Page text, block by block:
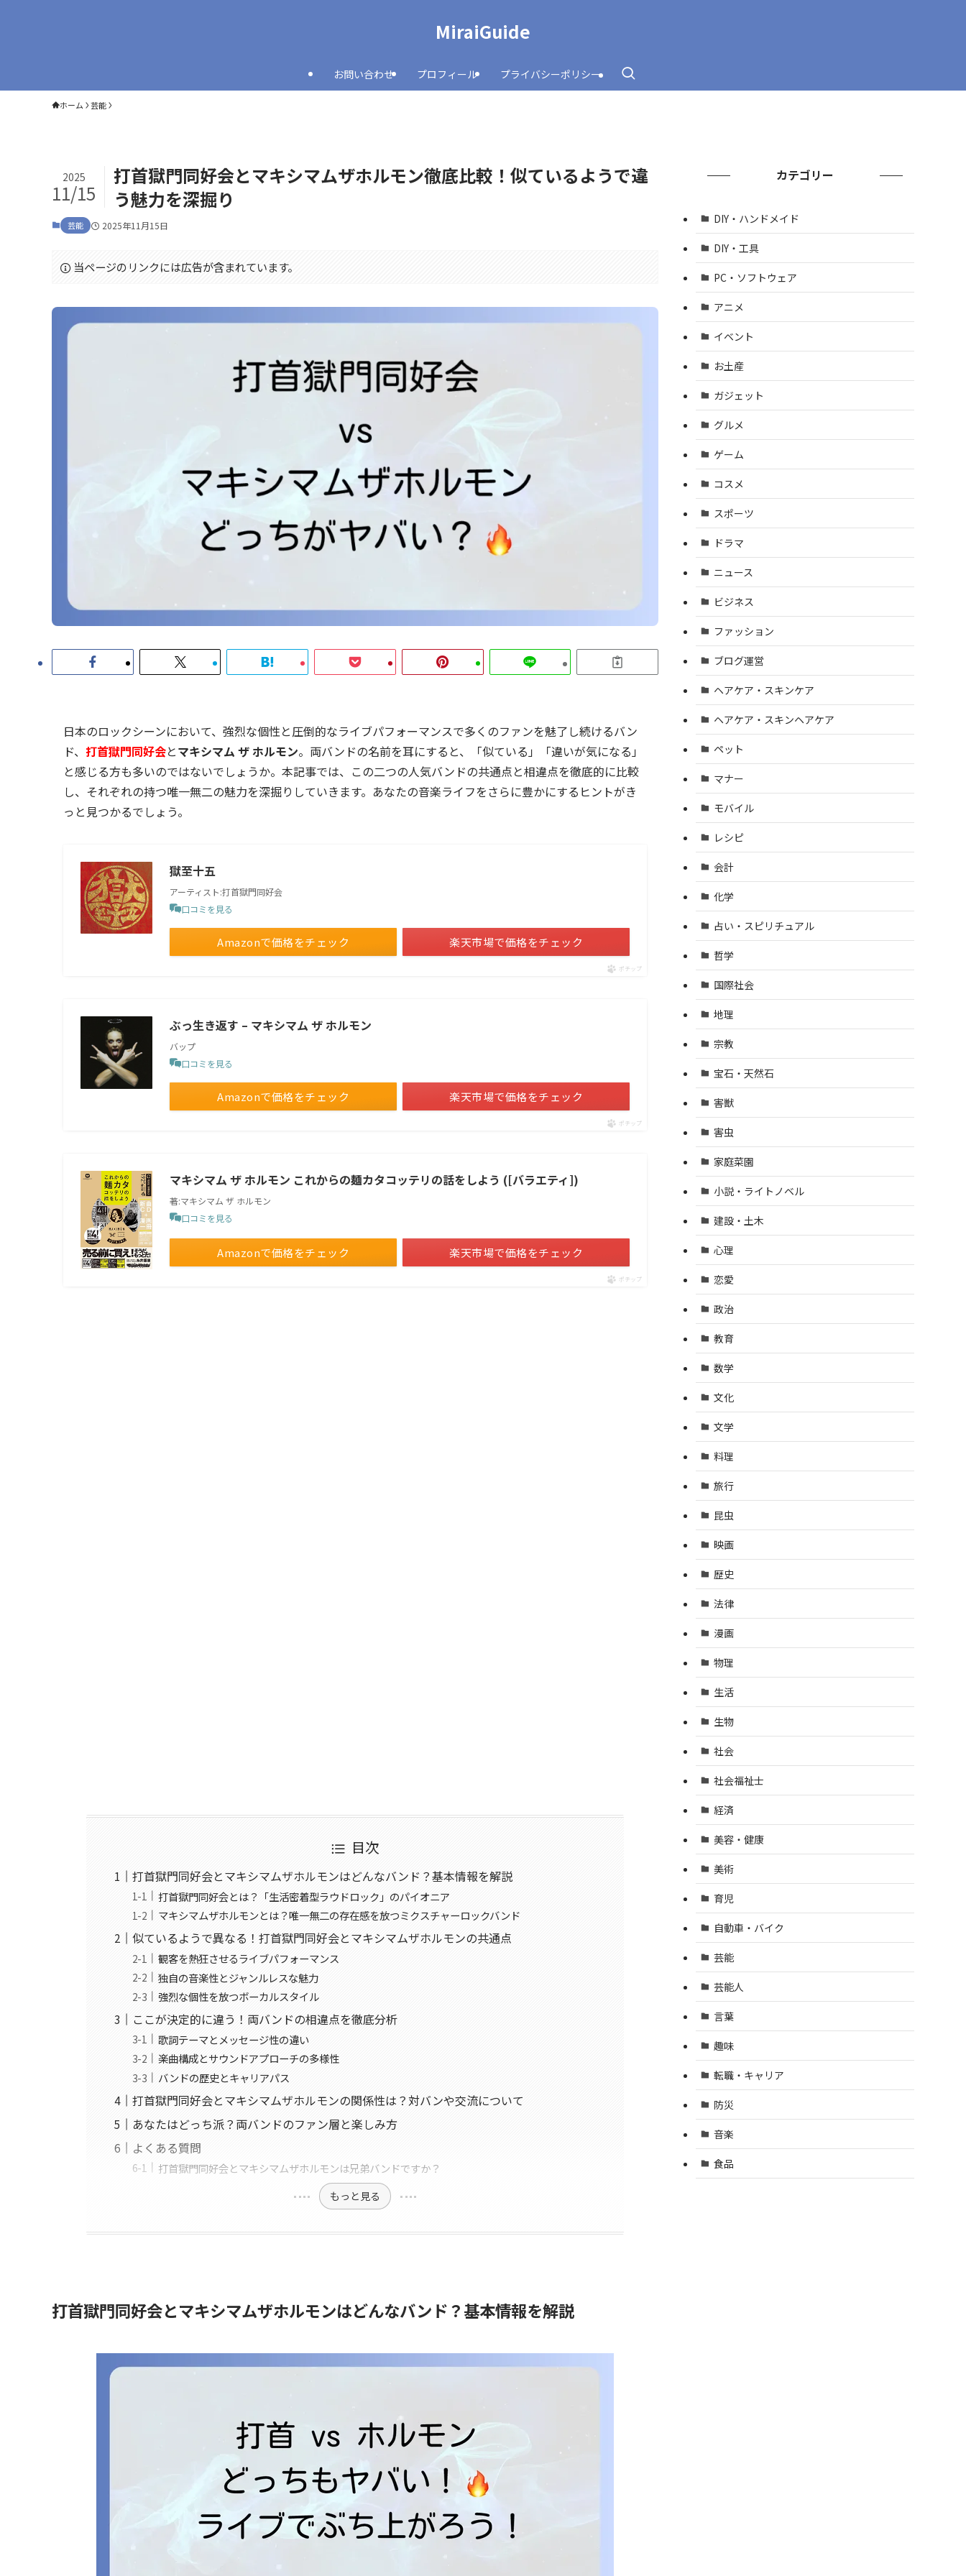
MiraiGuide
お問い合わせ プロフィール プライバシーポリシー
ホーム 芸能
打首獄門同好会とマキシマムザホルモン徹底比較！似ているようで違
う魅力を深掘り
2025
11/15
芸能 2025年11月15日
当ページのリンクには広告が含まれています。
日本のロックシーンにおいて、強烈な個性と圧倒的なライブパフォーマンスで多くのファンを魅了し続けるバン
ド、 打首獄門同好会とマキシマム ザ ホルモン。両バンドの名前を耳にすると、「似ている」「違いが気になる」
と感じる方も多いのではないでしょうか。本記事では、この二つの人気バンドの共通点と相違点を徹底的に比較
し、それぞれの持つ唯一無二の魅力を深掘りしていきます。あなたの音楽ライフをさらに豊かにするヒントがき
っと見つかるでしょう。
獄至十五
アーティスト:打首獄門同好会
口コミを見る
Amazonで価格をチェック 楽天市場で価格をチェック
ポチップ
ぶっ生き返す – マキシマム ザ ホルモン
バップ
口コミを見る
Amazonで価格をチェック 楽天市場で価格をチェック
ポチップ
マキシマム ザ ホルモン これからの麺カタコッテリの話をしよう ([バラエティ])
著:マキシマム ザ ホルモン
口コミを見る
Amazonで価格をチェック 楽天市場で価格をチェック
ポチップ
目次
打首獄門同好会とマキシマムザホルモンはどんなバンド？基本情報を解説
打首獄門同好会とは？「生活密着型ラウドロック」のパイオニア
マキシマムザホルモンとは？唯一無二の存在感を放つミクスチャーロックバンド
似ているようで異なる！打首獄門同好会とマキシマムザホルモンの共通点
観客を熱狂させるライブパフォーマンス
独自の音楽性とジャンルレスな魅力
強烈な個性を放つボーカルスタイル
ここが決定的に違う！両バンドの相違点を徹底分析
歌詞テーマとメッセージ性の違い
楽曲構成とサウンドアプローチの多様性
バンドの歴史とキャリアパス
打首獄門同好会とマキシマムザホルモンの関係性は？対バンや交流について
あなたはどっち派？両バンドのファン層と楽しみ方
よくある質問
打首獄門同好会とマキシマムザホルモンは兄弟バンドですか？
もっと見る
打首獄門同好会とマキシマムザホルモンはどんなバンド？基本情報を解説
カテゴリー
DIY・ハンドメイド
DIY・工具
PC・ソフトウェア
アニメ
イベント
お土産
ガジェット
グルメ
ゲーム
コスメ
スポーツ
ドラマ
ニュース
ビジネス
ファッション
ブログ運営
ヘアケア・スキンケア
ヘアケア・スキンヘアケア
ペット
マナー
モバイル
レシピ
会計
化学
占い・スピリチュアル
哲学
国際社会
地理
宗教
宝石・天然石
害獣
害虫
家庭菜園
小説・ライトノベル
建設・土木
心理
恋愛
政治
教育
数学
文化
文学
料理
旅行
昆虫
映画
歴史
法律
漫画
物理
生活
生物
社会
社会福祉士
経済
美容・健康
美術
育児
自動車・バイク
芸能
芸能人
言葉
趣味
転職・キャリア
防災
音楽
食品